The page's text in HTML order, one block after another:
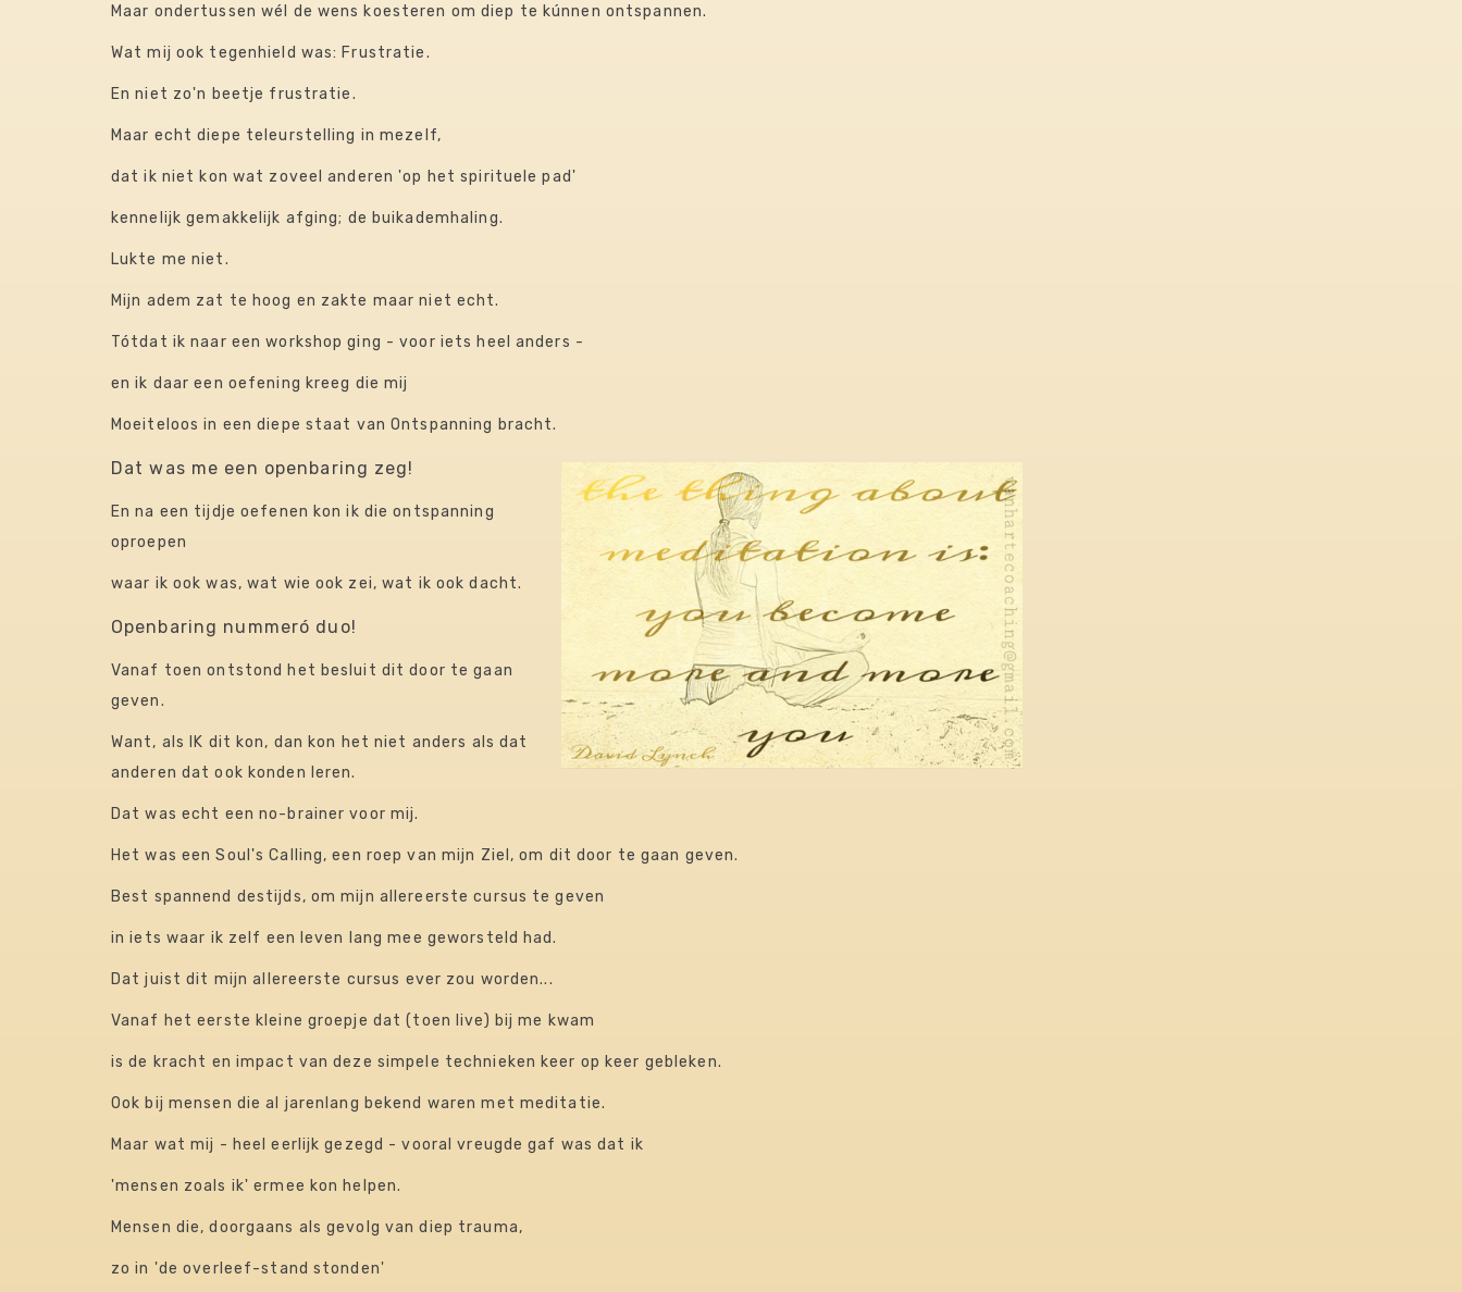
Maar ondertussen wél de wens koesteren om diep te kúnnen ontspannen.
Wat mij ook tegenhield was: Frustratie.
En niet zo'n beetje frustratie.
Maar echt diepe teleurstelling in mezelf,
​dat ik niet kon wat zoveel anderen 'op het spirituele pad'
​kennelijk gemakkelijk afging​; de buikademhaling.
Lukte me niet.
Mijn adem zat te hoog en zakte maar niet echt.
Tótdat ik naar een workshop ging​​​ - voor iets heel anders -
​en ik daar een oefening kreeg die mij
​Moeiteloos in een diepe staat van Ontspanning bracht.
Dat was me een openbaring zeg!
En na een tijdje oefenen kon ik die ontspanning
oproepen
​waar ik ook was, wat wie ook zei, wat ik ook dacht.
Openbaring nummeró duo!​​​​​​
Vanaf toen ontstond het besluit dit door te gaan
geven.
Want, als IK dit kon, dan kon het niet anders als dat
anderen dat ook konden leren.
Dat was echt een no-brainer voor mij.
Het was een Soul's Calling, een roep van mijn Ziel, om dit door te gaan geven.
Best spannend destijds, om mijn allereerste cursus te geven
​in iets waar ik zelf een leven lang mee geworsteld had.
​Dat juist dit mijn allereerste cursus ever zou worden...
Vanaf het eerste kleine groepje dat (toen live) bij me kwam
​is de kracht en impact van deze simpele technieken keer op keer gebleken.​​​​
Ook bij mensen die al jarenlang bekend waren met meditatie.​​
Maar wat mij - heel eerlijk gezegd - vooral vreugde gaf was dat ik
​'mensen zoals ik' ermee kon helpen.​
Mensen die, doorgaans als gevolg van diep trauma,
​zo in 'de overleef-stand stonden'​